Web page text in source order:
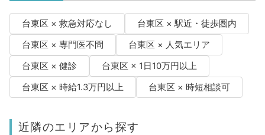
台東区 × 救急対応なし
台東区 × 駅近・徒歩圏内
台東区 × 専門医不問
台東区 × 人気エリア
台東区 × 健診
台東区 × 1日10万円以上
台東区 × 時給1.3万円以上
台東区 × 時短相談可
近隣のエリアから探す